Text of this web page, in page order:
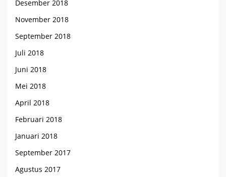
Desember 2018
November 2018
September 2018
Juli 2018
Juni 2018
Mei 2018
April 2018
Februari 2018
Januari 2018
September 2017
Agustus 2017